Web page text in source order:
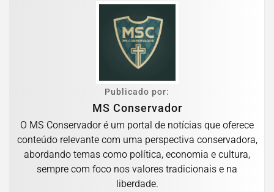
Publicado por:
MS Conservador
O MS Conservador é um portal de notícias que oferece
conteúdo relevante com uma perspectiva conservadora,
abordando temas como política, economia e cultura,
sempre com foco nos valores tradicionais e na
liberdade.